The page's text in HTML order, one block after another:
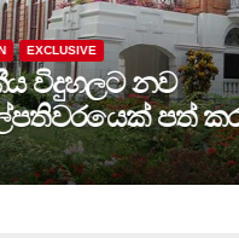
EXCLUSIVE
විදුහලට නව
පත්